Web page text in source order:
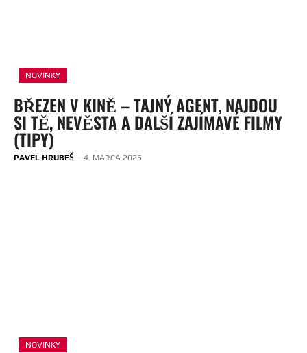
NOVINKY
BŘEZEN V KINĚ – TAJNÝ AGENT, NAJDOU
SI TĚ, NEVĚSTA A DALŠÍ ZAJÍMAVÉ FILMY
(TIPY)
PAVEL HRUBEŠ - 4. MARCA 2026
NOVINKY